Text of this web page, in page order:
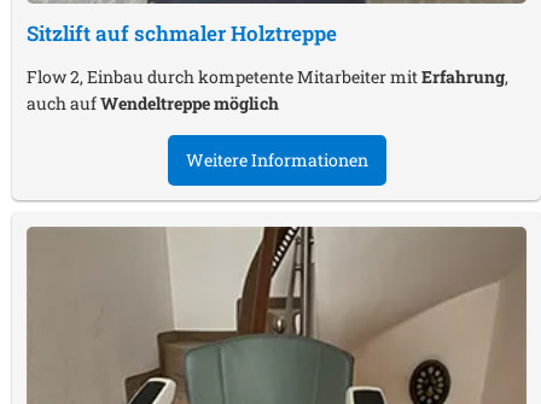
Sitzlift auf schmaler Holztreppe
Flow 2, Einbau durch kompetente Mitarbeiter mitErfahrung,
auch aufWendeltreppe möglich
Weitere Informationen